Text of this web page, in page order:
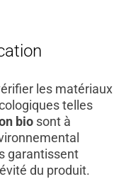
les matériaux
telles
biosont à
garantissent
du produit.